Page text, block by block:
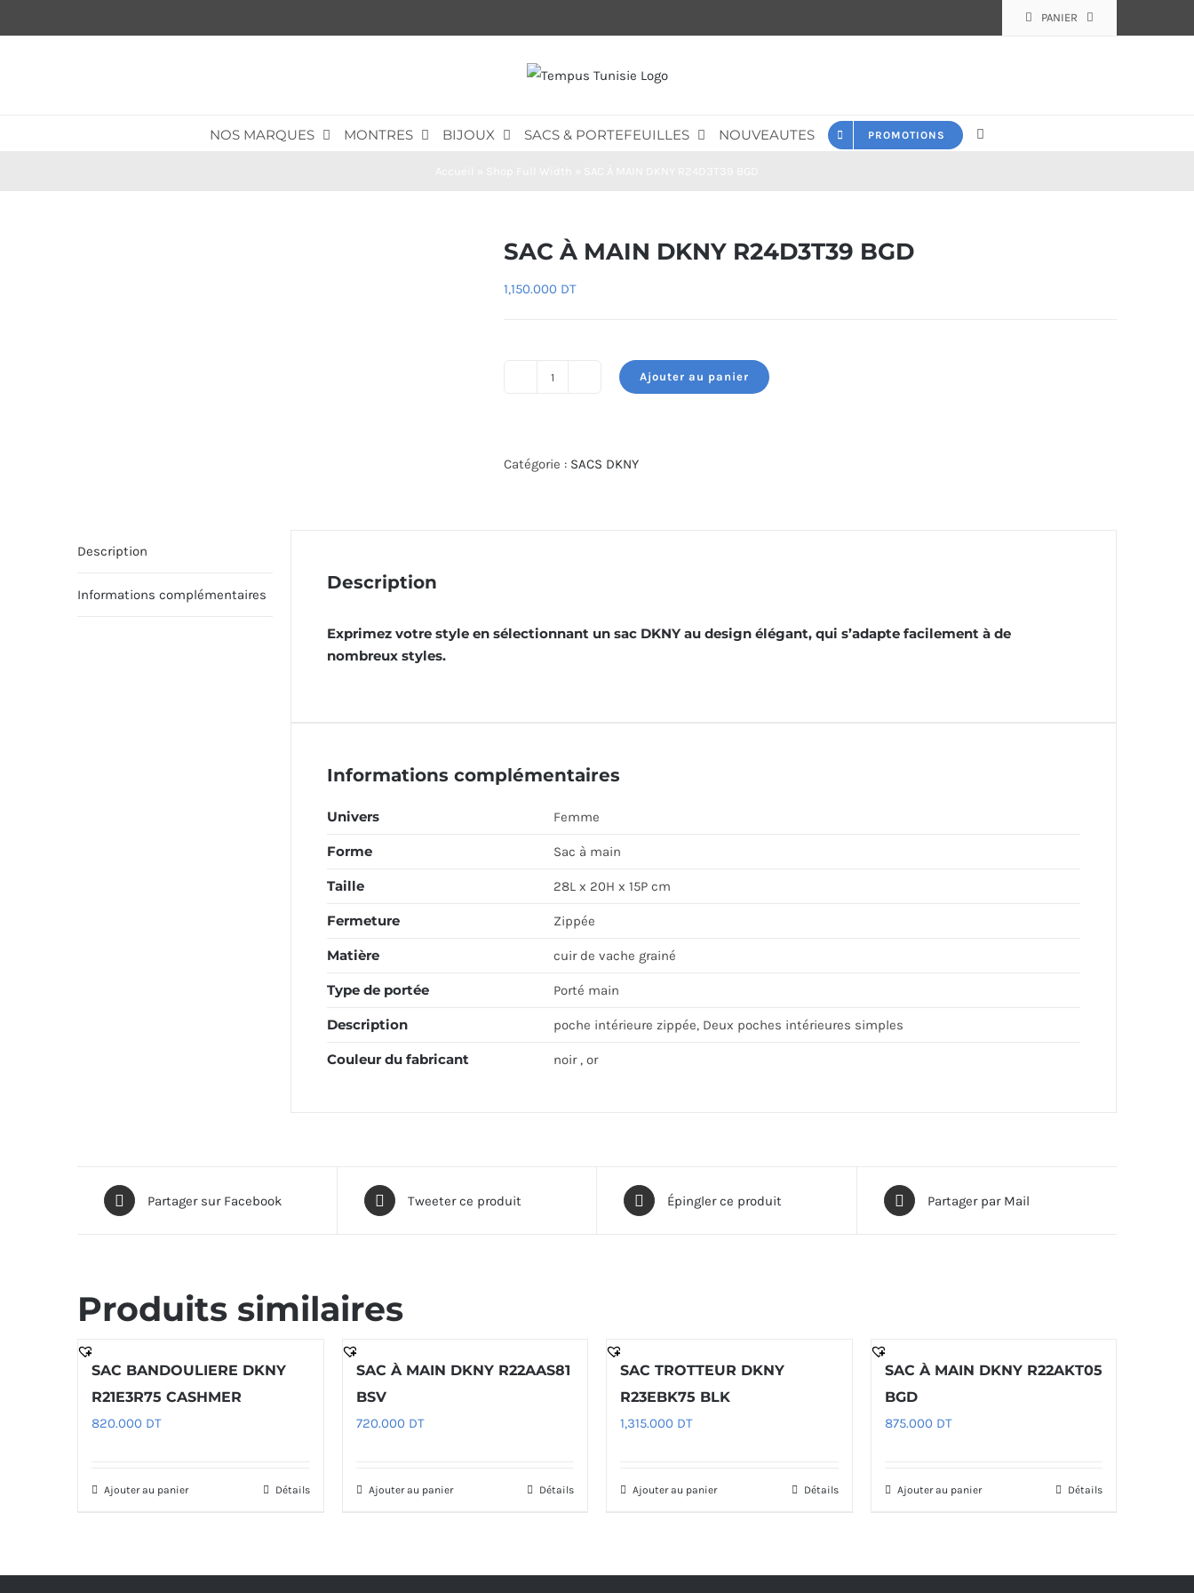
au
PANIER
NOS MARQUES MONTRES BIJOUX SACS & PORTEFEUILLES NOUVEAUTES PROMOTIONS
SAC À MAIN DKNY R24D3T39 BGD
1,150.000 DT
À
Ajouter au panier
Catégorie : SACS DKNY
Description
Informations complémentaires
Description
Exprimez votre style en sélectionnant un sac DKNY au design élégant, qui s’adapte facilement à de
nombreux styles.
Informations complémentaires
Univers Femme
Forme Sac à main
Taille 28L x 20H x 15P cm
Fermeture Zippée
Matière cuir de vache grainé
Type de portée Porté main
Description poche intérieure zippée, Deux poches intérieures simples
Couleur du fabricant noir , or
Partager sur Facebook Tweeter ce produit Épingler ce produit Partager par Mail
Produits similaires
SAC BANDOULIERE DKNY
R21E3R75 CASHMER
820.000 DT
Ajouter au panier Détails
SAC À MAIN DKNY R22AAS81
BSV
720.000 DT
Ajouter au panier Détails
SAC TROTTEUR DKNY
R23EBK75 BLK
1,315.000 DT
Ajouter au panier Détails
SAC À MAIN DKNY R22AKT05
BGD
875.000 DT
Ajouter au panier Détails